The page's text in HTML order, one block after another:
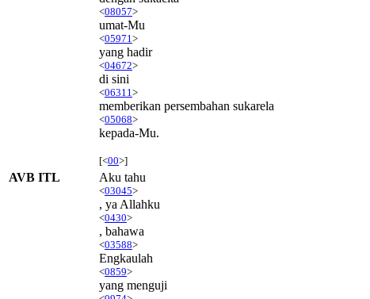
<08057>
umat-Mu
<05971 >
yang hadir
<04672>
di sini
<06311 >
memberikan persembahan sukarela
<05068>
kepada-Mu.
[<00>]
AVB ITL Aku tahu
<03045>
, ya Allahku
<0430>
, bahawa
<03588>
Engkaulah
<0859>
yang menguji